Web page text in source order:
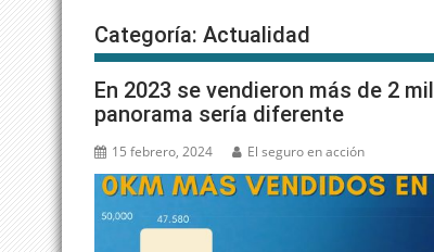
Categoría: Actualidad
En 2023 se vendieron más de 2
panorama sería diferente
15 febrero, 2024 El seguro en acción